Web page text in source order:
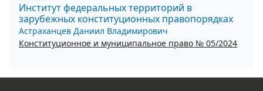
Институт федеральных территорий в
зарубежных конституционных правопорядках
Астраханцев Даниил Владимирович
Конституционное и муниципальное право № 05/2024